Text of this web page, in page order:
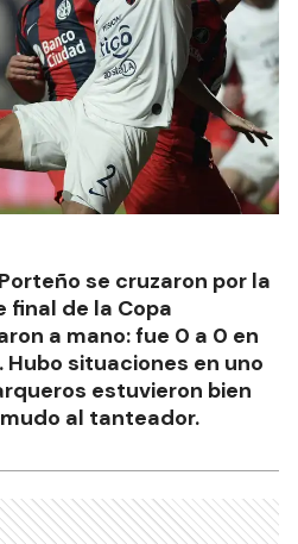
se cruzaron por la
final de la Copa
a mano: fue 0 a 0 en
situaciones en uno
estuvieron bien
al tanteador.